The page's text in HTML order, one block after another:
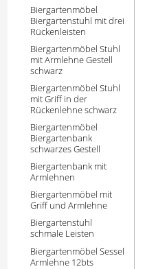
Biergartenmöbel
Biergartenstuhl mit drei
Rückenleisten
Biergartenmöbel Stuhl
mit Armlehne Gestell
schwarz
Biergartenmöbel Stuhl
mit Griff in der
Rückenlehne schwarz
Biergartenmöbel
Biergartenbank
schwarzes Gestell
Biergartenbank mit
Armlehnen
Biergartenmöbel mit
Griff und Armlehne
Biergartenstuhl
schmale Leisten
Biergartenmöbel Sessel
Armlehne 12bts